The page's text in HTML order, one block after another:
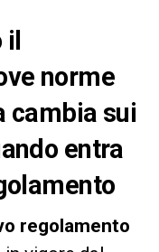
il
norme
cambia sui
entra
regolamento